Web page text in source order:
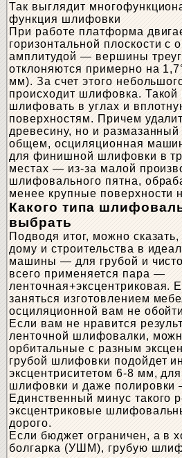
Так выглядит
функция шлифовки
При работе платформа
горизонтальной плоскости с
амплитудой — вершины
отклоняются примерно на
мм). За счет этого
происходит шлифовка.
шлифовать в углах и
поверхностям. Причем
древесину, но и
общем, осциляционная
для финишной шлифовки в
местах — из-за малой
шлифовального пятна,
менее крупные поверхности
Какого типа
выбрать
Подводя итог, можно
дому и строительства в
машины — для грубой и
всего применяется пара —
ленточная+эксцентриковая.
заняться изготовлением
осциляционной вам не
Если вам не нравится
ленточной шлифовалки,
орбитальные с разным
грубой шлифовки подойдет
эксцентриситетом 6-8 мм,
шлифовки и даже
Единственный минус
эксцентриковые
дорого.
Если бюджет ограничен, а в
болгарка (УШМ), грубую